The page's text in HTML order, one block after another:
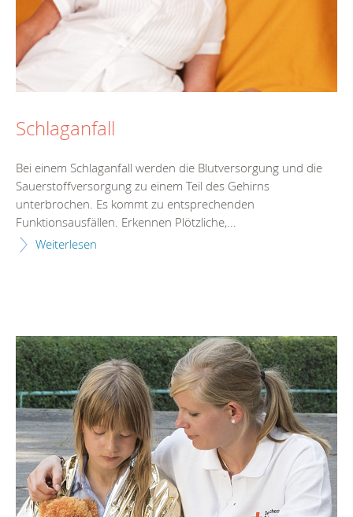
Schlaganfall
Bei einem Schlaganfall werden die Blutversorgung und die
Sauerstoffversorgung zu einem Teil des Gehirns
unterbrochen. Es kommt zu entsprechenden
Funktionsausfällen. Erkennen Plötzliche,...
Weiterlesen